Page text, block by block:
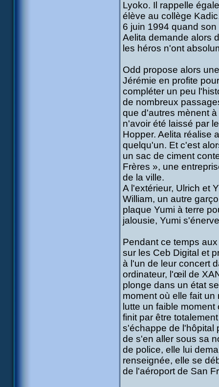
Lyoko. Il rappelle
élève au collège
6 juin 1994 quand
Aelita demande alors
les héros n'ont
Odd propose alors
Jérémie en profite
compléter un peu
de nombreux
que d'autres mènent
n'avoir été laissé par
Hopper. Aelita réalise
quelqu'un. Et c'est
un sac de ciment
Frères », une
de la ville.
A l'extérieur, Ulrich et
William, un autre
plaque Yumi à terre
jalousie, Yumi
Pendant ce temps
sur les Ceb Digital et
à l'un de leur concert
ordinateur, l'œil de
plonge dans un état
moment où elle fait
lutte un faible
finit par être
s'échappe de l'hôpital
de s'en aller sous sa
de police, elle lui
renseignée, elle se
de l'aéroport de San